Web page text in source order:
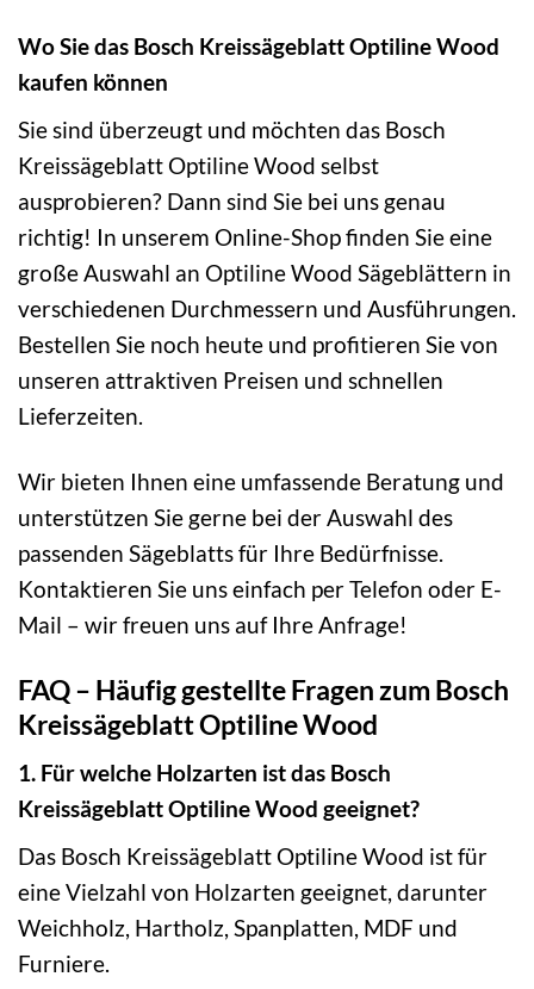
Wo Sie das Bosch Kreissägeblatt Optiline Wood
kaufen können
Sie sind überzeugt und möchten das Bosch
Kreissägeblatt Optiline Wood selbst
ausprobieren? Dann sind Sie bei uns genau
richtig! In unserem Online-Shop finden Sie eine
große Auswahl an Optiline Wood Sägeblättern in
verschiedenen Durchmessern und Ausführungen.
Bestellen Sie noch heute und profitieren Sie von
unseren attraktiven Preisen und schnellen
Lieferzeiten.
Wir bieten Ihnen eine umfassende Beratung und
unterstützen Sie gerne bei der Auswahl des
passenden Sägeblatts für Ihre Bedürfnisse.
Kontaktieren Sie uns einfach per Telefon oder E-
Mail – wir freuen uns auf Ihre Anfrage!
FAQ – Häufig gestellte Fragen zum Bosch
Kreissägeblatt Optiline Wood
1. Für welche Holzarten ist das Bosch
Kreissägeblatt Optiline Wood geeignet?
Das Bosch Kreissägeblatt Optiline Wood ist für
eine Vielzahl von Holzarten geeignet, darunter
Weichholz, Hartholz, Spanplatten, MDF und
Furniere.